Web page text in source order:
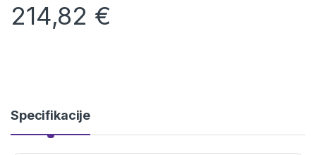
214,82 €
Specifikacije